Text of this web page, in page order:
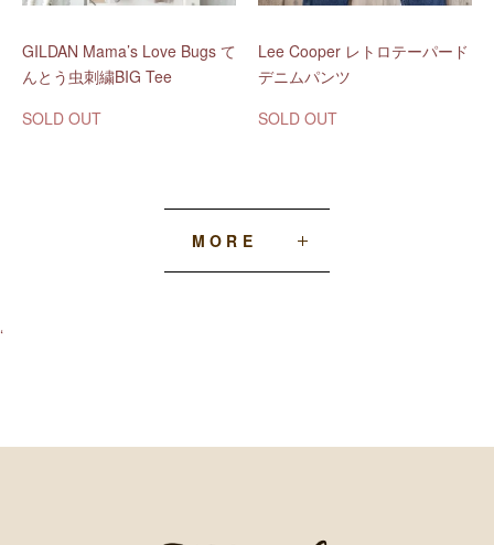
GILDAN Mama’s Love Bugs て
んとう虫刺繍BIG Tee
SOLD OUT
Lee Cooper レトロテーパード
デニムパンツ
SOLD OUT
MORE
‘